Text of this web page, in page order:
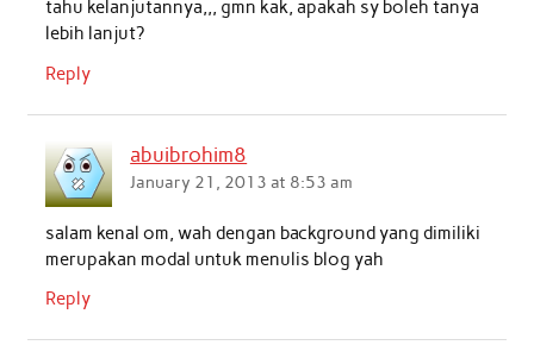
tahu kelanjutannya,,, gmn kak, apakah sy boleh tanya
lebih lanjut?
Reply
abuibrohim8
January 21, 2013 at 8:53 am
salam kenal om, wah dengan background yang dimiliki
merupakan modal untuk menulis blog yah
Reply